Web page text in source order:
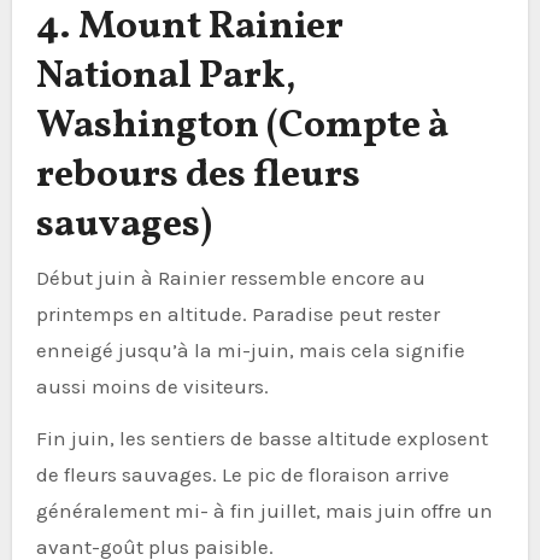
4. Mount Rainier
National Park,
Washington (Compte à
rebours des fleurs
sauvages)
Début juin à Rainier ressemble encore au
printemps en altitude. Paradise peut rester
enneigé jusqu’à la mi-juin, mais cela signifie
aussi moins de visiteurs.
Fin juin, les sentiers de basse altitude explosent
de fleurs sauvages. Le pic de floraison arrive
généralement mi- à fin juillet, mais juin offre un
avant-goût plus paisible.